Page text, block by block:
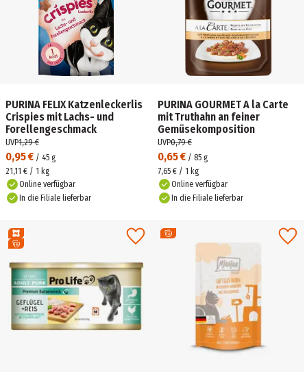
PURINA FELIX Katzenleckerlis
Crispies mit Lachs- und
Forellengeschmack
0,95 € / 45 g
UVP1,29 €
21,11 € / 1 kg
Online verfügbar
In die Filiale lieferbar
PURINA GOURMET A la Carte
mit Truthahn an feiner
Gemüsekomposition
0,65 € / 85 g
UVP0,79 €
7,65 € / 1 kg
Online verfügbar
In die Filiale lieferbar